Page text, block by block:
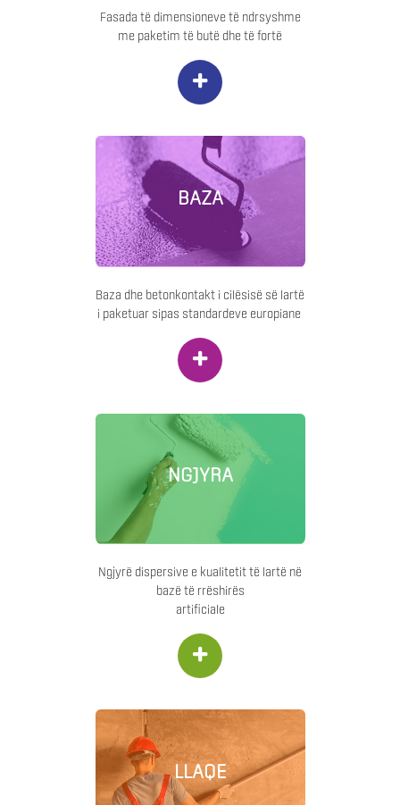
Fasada të dimensioneve të ndrsyshme
me paketim të butë dhe të fortë
+
BAZA
Baza dhe betonkontakt i cilësisë së lartë
i paketuar sipas standardeve europiane
+
NGJYRA
Ngjyrë dispersive e kualitetit të lartë në
bazë të rrëshirës
artificiale
+
LLAQE